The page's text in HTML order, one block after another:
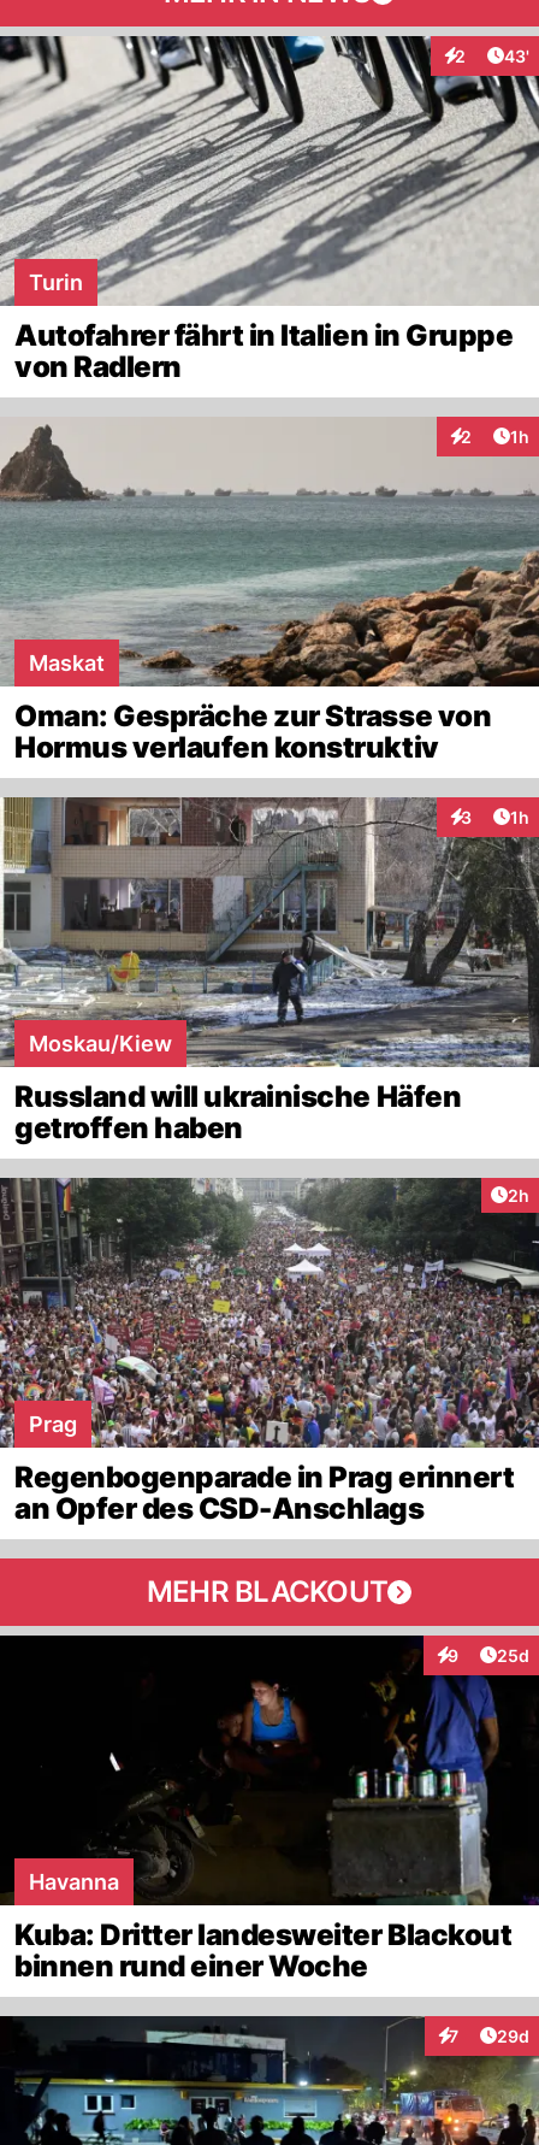
2 43'
Turin
Autofahrer fährt in Italien in Gruppe
von Radlern
2 1h
Maskat
Oman: Gespräche zur Strasse von
Hormus verlaufen konstruktiv
3 1h
Moskau/Kiew
Russland will ukrainische Häfen
getroffen haben
2h
Prag
Regenbogenparade in Prag erinnert
an Opfer des CSD-Anschlags
MEHR BLACKOUT
9
Interaktionen
25d
Havanna
Kuba: Dritter landesweiter Blackout
binnen rund einer Woche
7
Interaktionen
29d